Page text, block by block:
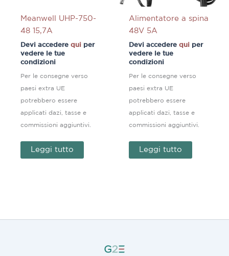
Meanwell UHP-750-
48 15,7A
Devi accedere qui per
vedere le tue
condizioni
Per le consegne verso
paesi extra UE
potrebbero essere
applicati dazi, tasse e
commissioni aggiuntivi.
Leggi tutto
Alimentatore a spina
48V 5A
Devi accedere qui per
vedere le tue
condizioni
Per le consegne verso
paesi extra UE
potrebbero essere
applicati dazi, tasse e
commissioni aggiuntivi.
Leggi tutto